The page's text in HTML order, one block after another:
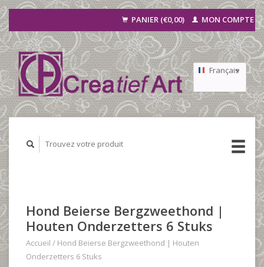
PANIER (€0,00) MON COMPTE
Français
Nederlands
Hond Beierse Bergzweethond |
Houten Onderzetters 6 Stuks
Accueil / Hond Beierse Bergzweethond | Houten
Onderzetters 6 Stuks